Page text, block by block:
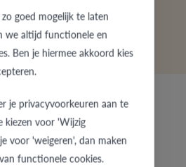
en traditionele
om levenslang te dragen.
goed mogelijk te laten
we altijd functionele en
Ben je hiermee akkoord kies
je privacyvoorkeuren aan te
kiezen voor 'Wijzig
voor 'weigeren', dan maken
functionele cookies.